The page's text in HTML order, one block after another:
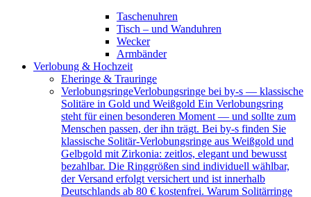
Taschenuhren
Tisch – und Wanduhren
Wecker
Armbänder
Verlobung & Hochzeit
Eheringe & Trauringe
VerlobungsringeVerlobungsringe bei by-s — klassische
Solitäre in Gold und Weißgold Ein Verlobungsring
steht für einen besonderen Moment — und sollte zum
Menschen passen, der ihn trägt. Bei by-s finden Sie
klassische Solitär-Verlobungsringe aus Weißgold und
Gelbgold mit Zirkonia: zeitlos, elegant und bewusst
bezahlbar. Die Ringgrößen sind individuell wählbar,
der Versand erfolgt versichert und ist innerhalb
Deutschlands ab 80 € kostenfrei. Warum Solitärringe